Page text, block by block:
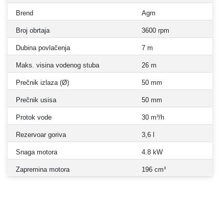
Brend Agm
Broj obrtaja 3600 rpm
Dubina povlačenja 7 m
Maks. visina vodenog stuba 26 m
Prečnik izlaza (Ø) 50 mm
Prečnik usisa 50 mm
Protok vode 30 m³/h
Rezervoar goriva 3,6 l
Snaga motora 4.8 kW
Zapremina motora 196 cm³